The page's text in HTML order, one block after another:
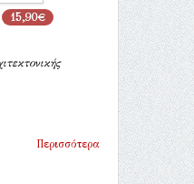
15,90€
Περισσότερα